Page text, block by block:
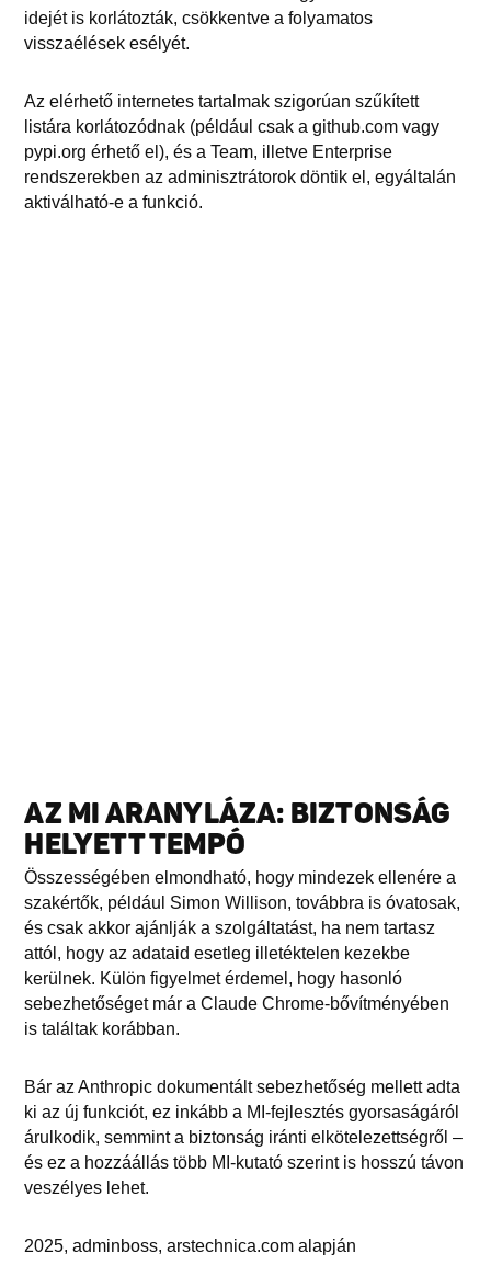
idejét is korlátozták, csökkentve a folyamatos
visszaélések esélyét.
Az elérhető internetes tartalmak szigorúan szűkített
listára korlátozódnak (például csak a github.com vagy
pypi.org érhető el), és a Team, illetve Enterprise
rendszerekben az adminisztrátorok döntik el, egyáltalán
aktiválható-e a funkció.
AZ MI ARANYLÁZA: BIZTONSÁG
HELYETT TEMPÓ
Összességében elmondható, hogy mindezek ellenére a
szakértők, például Simon Willison, továbbra is óvatosak,
és csak akkor ajánlják a szolgáltatást, ha nem tartasz
attól, hogy az adataid esetleg illetéktelen kezekbe
kerülnek. Külön figyelmet érdemel, hogy hasonló
sebezhetőséget már a Claude Chrome-bővítményében
is találtak korábban.
Bár az Anthropic dokumentált sebezhetőség mellett adta
ki az új funkciót, ez inkább a MI-fejlesztés gyorsaságáról
árulkodik, semmint a biztonság iránti elkötelezettségről –
és ez a hozzáállás több MI-kutató szerint is hosszú távon
veszélyes lehet.
2025, adminboss, arstechnica.com alapján